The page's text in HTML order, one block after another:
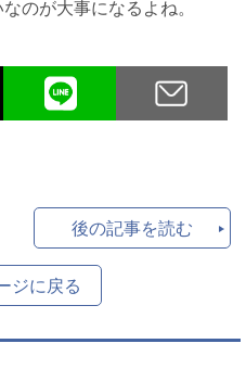
のが大事になるよね。
後の記事を読む
ジに戻る